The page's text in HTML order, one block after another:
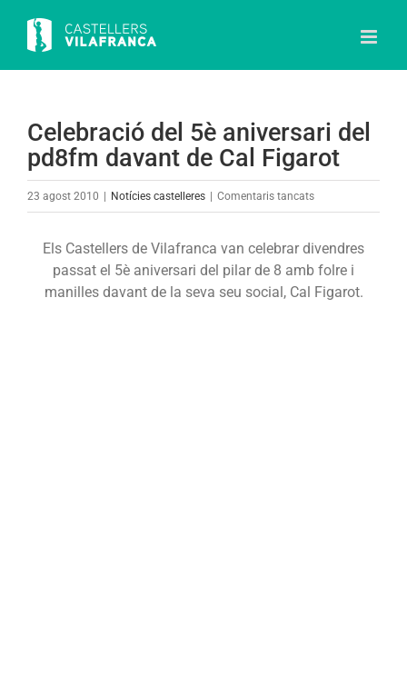
content
Celebració del 5è aniversari del
pd8fm davant de Cal Figarot
23 agost 2010 Notícies castelleres Comentaris tancatsa
Els Castellers de Vilafranca van celebrar divendres
passat el 5è aniversari del pilar de 8 amb folre i
manilles davant de la seva seu social, Cal Figarot.